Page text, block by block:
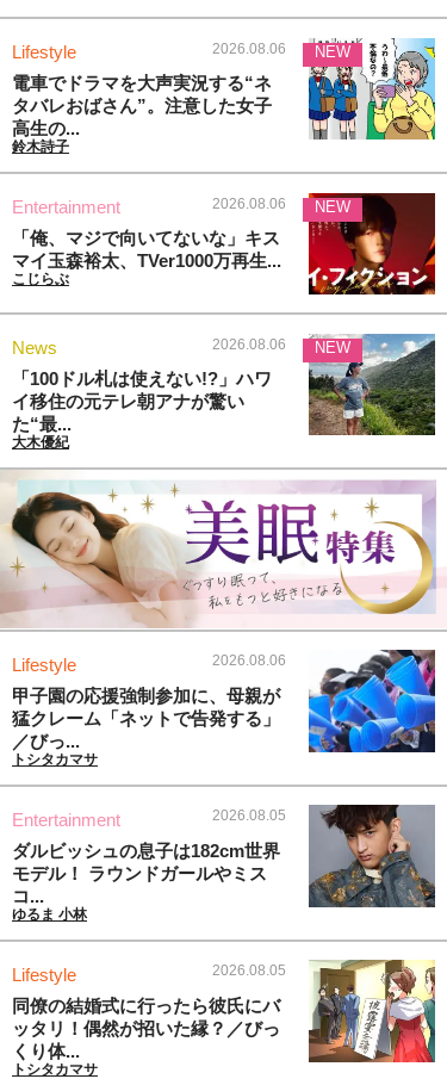
Lifestyle 2026.08.06
電車でドラマを大声実況する“ネ
タバレおばさん”。注意した女子
高生の...
鈴木詩子
NEW
Entertainment 2026.08.06
「俺、マジで向いてないな」キス
マイ玉森裕太、TVer1000万再生...
こじらぶ
NEW
News 2026.08.06
「100ドル札は使えない!?」ハワ
イ移住の元テレ朝アナが驚い
た“最...
大木優紀
NEW
Lifestyle 2026.08.06
甲子園の応援強制参加に、母親が
猛クレーム「ネットで告発する」
／びっ...
トシタカマサ
Entertainment 2026.08.05
ダルビッシュの息子は182cm世界
モデル！ ラウンドガールやミス
コ...
ゆるま 小林
Lifestyle 2026.08.05
同僚の結婚式に行ったら彼氏にバ
ッタリ！偶然が招いた縁？／びっ
くり体...
トシタカマサ